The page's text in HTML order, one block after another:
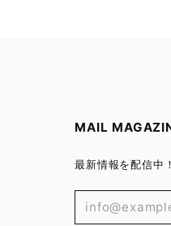
MAIL
最新情報を配信中！